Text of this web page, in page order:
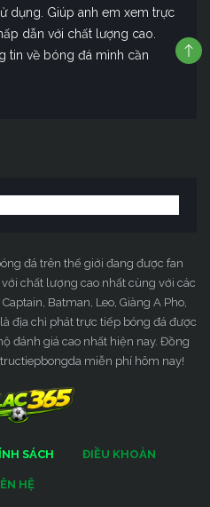
dụng. Giúp anh em xem trực
dẫn với chất lượng cao.
tin về bóng đá mình cần
đá trên thế giới đang được fan
chất lượng cao nhất cùng với các
Batman, Leo, Giàng A Pho,
địa chỉ phát trực tiếp bóng đá được
đánh giá cao nhất hiện nay. Đồng
miễn phí hôm nay!
SÁCH ĐIỀU KHOẢN
HỆ